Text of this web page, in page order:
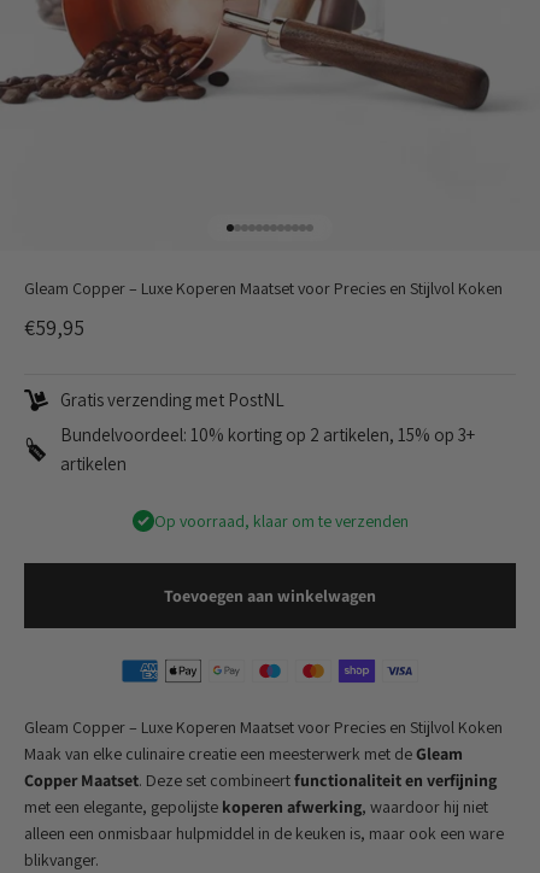
Gleam Copper – Luxe Koperen Maatset voor Precies en Stijlvol Koken
Aanbiedingsprijs
€59,95
Gratis verzending met PostNL
Bundelvoordeel: 10% korting op 2 artikelen, 15% op 3+
artikelen
Op voorraad, klaar om te verzenden
Toevoegen aan winkelwagen
Gleam Copper – Luxe Koperen Maatset voor Precies en Stijlvol Koken
Maak van elke culinaire creatie een meesterwerk met deGleam
Copper Maatset. Deze set combineertfunctionaliteit en verfijning
met een elegante, gepolijste koperen afwerking, waardoor hij niet
alleen een onmisbaar hulpmiddel in de keuken is, maar ook een ware
blikvanger.